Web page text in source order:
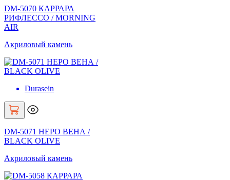
DM-5070 КАРРАРА
РИФЛЕССО / MORNING
AIR
Акриловый камень
Durasein
DM-5071 НЕРО ВЕНА /
BLACK OLIVE
Акриловый камень